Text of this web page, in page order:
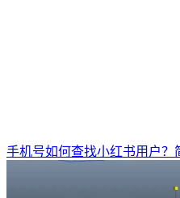
手机号如何查找小红书用户？